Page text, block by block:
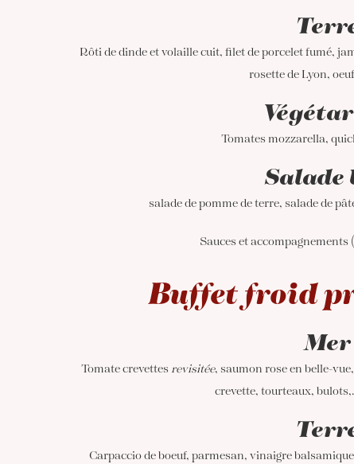
Rôti de dinde et volaille cuit, filet de porcelet fumé,
rosette de Lyon,
Tomates mozzarella,
Salade
salade de pomme de terre, salade de
Sauces et
Buffet froid
Mer
Tomate crevettes revisitée, saumon rose en belle-
crevette, tourteaux,
Carpaccio de boeuf, parmesan, vinaigre